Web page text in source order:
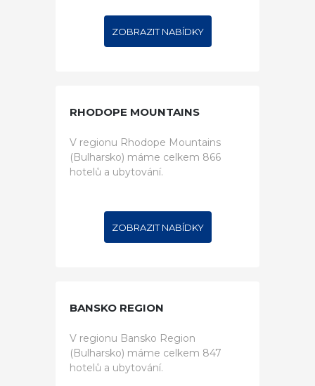
ZOBRAZIT NABÍDKY
RHODOPE MOUNTAINS
V regionu Rhodope Mountains
(Bulharsko) máme celkem 866
hotelů a ubytování.
ZOBRAZIT NABÍDKY
BANSKO REGION
V regionu Bansko Region
(Bulharsko) máme celkem 847
hotelů a ubytování.